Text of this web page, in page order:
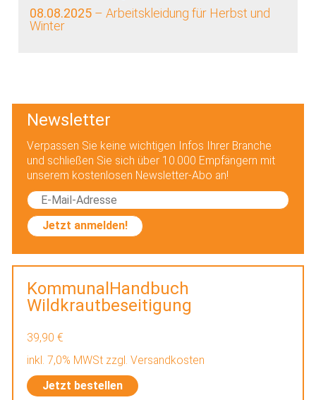
08.08.2025 – Arbeitskleidung für Herbst und
Winter
Newsletter
Verpassen Sie keine wichtigen Infos Ihrer Branche
und schließen Sie sich über 10.000 Empfängern mit
unserem kostenlosen Newsletter-Abo an!
Jetzt anmelden!
KommunalHandbuch
Wildkrautbeseitigung
39,90 €
inkl. 7,0% MWSt zzgl. Versandkosten
Jetzt bestellen